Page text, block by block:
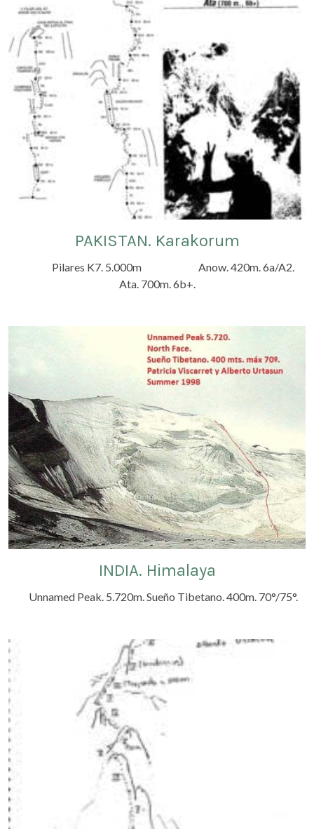
PAKISTAN. Karakorum
Pilares K7. 5.000m Anow. 420m. 6a/A2.
Ata. 700m. 6b+.
INDIA. Himalaya
Unnamed Peak. 5.720m. Sueño Tibetano. 400m. 70°/75°.